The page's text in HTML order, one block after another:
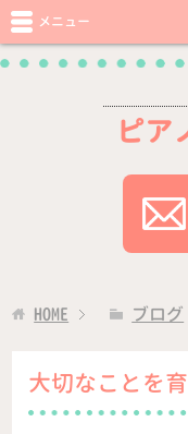
ピア
メニュー
HOME ブログ
大切なことを